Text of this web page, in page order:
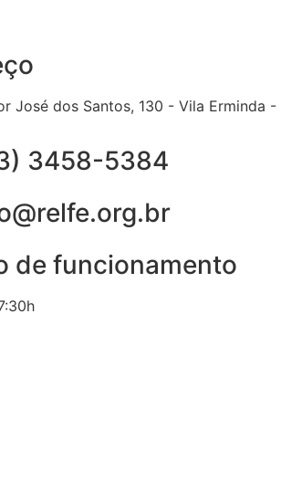
José dos Santos, 130 - Vila Erminda -
3458-5384
de funcionamento